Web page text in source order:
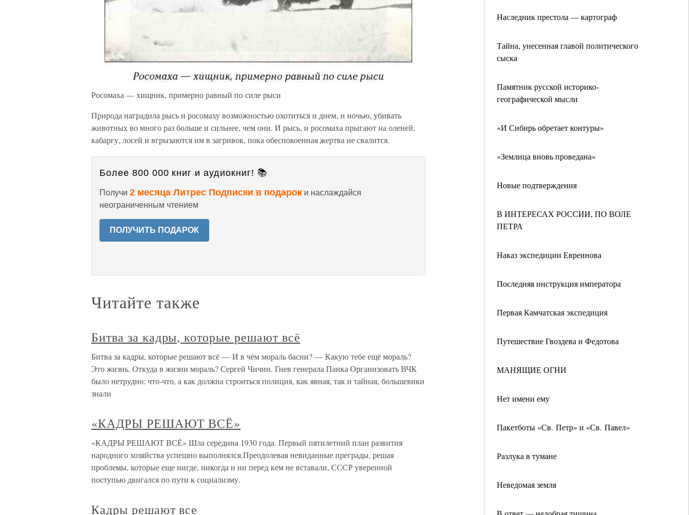
Наследник престола — картограф
Тайна, унесенная главой политического
сыска
Памятник русской историко-
географической мысли
«И Сибирь обретает контуры»
«Землица вновь проведана»
Новые подтверждения
В ИНТЕРЕСАХ РОССИИ, ПО ВОЛЕ
ПЕТРА
Наказ экспедиции Евреинова
Последняя инструкция императора
Первая Камчатская экспедиция
Путешествие Гвоздева и Федотова
МАНЯЩИЕ ОГНИ
Нет имени ему
Пакетботы «Св. Петр» и «Св. Павел»
Разлука в тумане
Неведомая земля
Росомаха — хищник, примерно равный по силе рыси
Природа наградила рысь и росомаху возможностью охотиться и днем, и ночью, убивать
животных во много раз больше и сильнее, чем они. И рысь, и росомаха прыгают на оленей,
кабаргу, лосей и вгрызаются им в загривок, пока обеспокоенная жертва не свалится.
Более 800 000 книг и аудиокниг! 📚
Получи 2 месяца Литрес Подписки в подарок и наслаждайся
неограниченным чтением
ПОЛУЧИТЬ ПОДАРОК
Читайте также
Битва за кадры, которые решают всё
Битва за кадры, которые решают всё — И в чём мораль басни? — Какую тебе ещё мораль?
Это жизнь. Откуда в жизни мораль? Сергей Чичин. Гнев генерала Панка Организовать ВЧК
было нетрудно: что-что, а как должна строиться полиция, как явная, так и тайная, большевики
знали
«КАДРЫ РЕШАЮТ ВСЁ»
«КАДРЫ РЕШАЮТ ВСЁ» Шла середина 1930 года. Первый пятилетний план развития
народного хозяйства успешно выполнялся.Преодолевая невиданные преграды, решая
проблемы, которые еще нигде, никогда и ни перед кем не вставали, СССР уверенной
поступью двигался по пути к социализму.
Кадры решают все